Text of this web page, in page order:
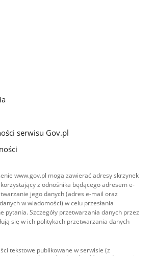
serwisu Gov.pl
www.gov.pl mogą zawierać adresy skrzynek
z odnośnika będącego adresem e-
jego danych (adres e-mail oraz
w wiadomości) w celu przesłania
pytania. Szczegóły przetwarzania danych przez
się w ich politykach przetwarzania danych
tekstowe publikowane w serwisie (z